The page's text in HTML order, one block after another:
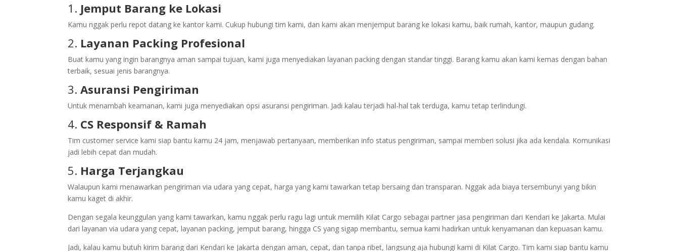
1. Jemput Barang ke Lokasi
Kamu nggak perlu repot datang ke kantor kami. Cukup hubungi tim kami, dan kami akan menjemput barang ke lokasi kamu, baik rumah, kantor, maupun gudang.
2. Layanan Packing Profesional
Buat kamu yang ingin barangnya aman sampai tujuan, kami juga menyediakan layanan packing dengan standar tinggi. Barang kamu akan kami kemas dengan bahan
terbaik, sesuai jenis barangnya.
3.Asuransi Pengiriman
Untuk menambah keamanan, kami juga menyediakan opsi asuransi pengiriman. Jadi kalau terjadi hal-hal tak terduga, kamu tetap terlindungi.
4. CS Responsif & Ramah
Tim customer service kami siap bantu kamu 24 jam, menjawab pertanyaan, memberikan info status pengiriman, sampai memberi solusi jika ada kendala. Komunikasi
jadi lebih cepat dan mudah.
5. Harga Terjangkau
Walaupun kami menawarkan pengiriman via udara yang cepat, harga yang kami tawarkan tetap bersaing dan transparan. Nggak ada biaya tersembunyi yang bikin
kamu kaget di akhir.
Dengan segala keunggulan yang kami tawarkan, kamu nggak perlu ragu lagi untuk memilih Kilat Cargo sebagai partner jasa pengiriman dari Kendari ke Jakarta. Mulai
dari layanan via udara yang cepat, layanan packing, jemput barang, hingga CS yang sigap membantu, semua kami hadirkan untuk kenyamanan dan kepuasan kamu.
Jadi, kalau kamu butuh kirim barang dari Kendari ke Jakarta dengan aman, cepat, dan tanpa ribet, langsung aja hubungi kami di Kilat Cargo. Tim kami siap bantu kamu